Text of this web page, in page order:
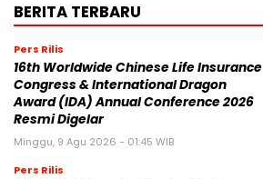
BERITA TERBARU
Pers Rilis
16th Worldwide Chinese Life Insurance
Congress & International Dragon
Award (IDA) Annual Conference 2026
Resmi Digelar
Minggu, 9 Agu 2026 - 01:45 WIB
Pers Rilis